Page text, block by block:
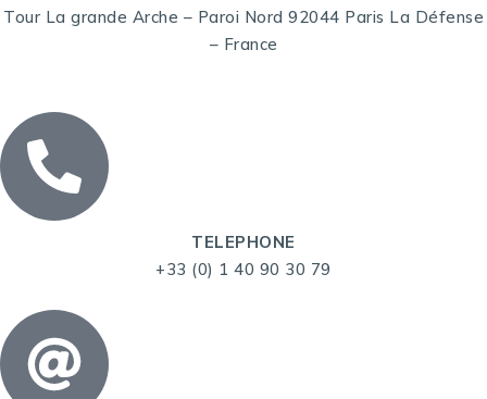
Tour La grande Arche – Paroi Nord 92044 Paris La Défense
– France
TELEPHONE
+33 (0) 1 40 90 30 79